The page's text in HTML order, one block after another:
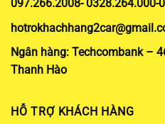
097.266.2008- 0328.264.000-
Ngân hàng: Techcombank –
Thanh Hào
HỖ TRỢ KHÁCH HÀNG